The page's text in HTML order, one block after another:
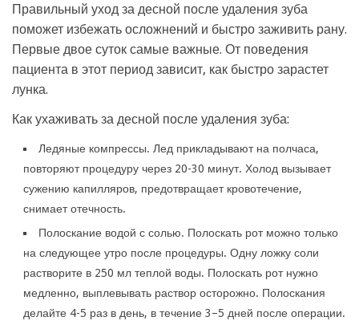
Правильный уход за десной после удаления зуба
поможет избежать осложнений и быстро заживить рану.
Первые двое суток самые важные. От поведения
пациента в этот период зависит, как быстро зарастет
лунка.
Как ухаживать за десной после удаления зуба:
Ледяные компрессы. Лед прикладывают на полчаса,
повторяют процедуру через 20-30 минут. Холод вызывает
сужению капилляров, предотвращает кровотечение,
снимает отечность.
Полоскание водой с солью. Полоскать рот можно только
на следующее утро после процедуры. Одну ложку соли
растворите в 250 мл теплой воды. Полоскать рот нужно
медленно, выплевывать раствор осторожно. Полоскания
делайте 4-5 раз в день, в течение 3–5 дней после операции.